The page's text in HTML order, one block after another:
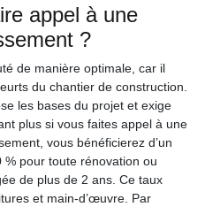
appel à une
?
de manière optimale, car il
du chantier de construction.
les bases du projet et exige
plus si vous faites appel à une
vous bénéficierez d’un
% pour toute rénovation ou
de plus de 2 ans. Ce taux
et main-d’œuvre. Par